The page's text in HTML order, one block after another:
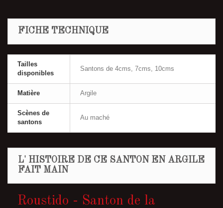
FICHE TECHNIQUE
Tailles
disponibles
Santons de 4cms, 7cms, 10cms
Matière Argile
Scènes de
santons
Au maché
L' HISTOIRE DE CE SANTON EN ARGILE
FAIT MAIN
Roustido - Santon de la